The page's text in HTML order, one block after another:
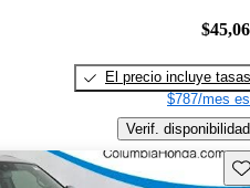
El precio incluye tasas
$787/mes
Verif. disponibilidad